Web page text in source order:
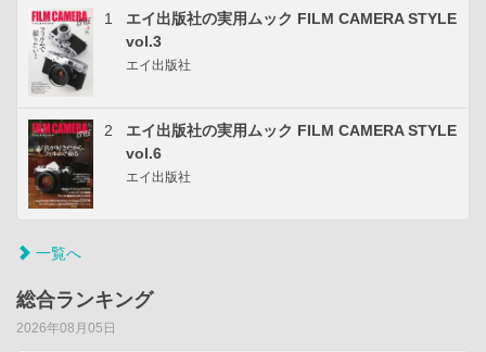
1
エイ出版社の実用ムック FILM CAMERA STYLE
vol.3
エイ出版社
2
エイ出版社の実用ムック FILM CAMERA STYLE
vol.6
エイ出版社
一覧へ
総合ランキング
2026年08月05日